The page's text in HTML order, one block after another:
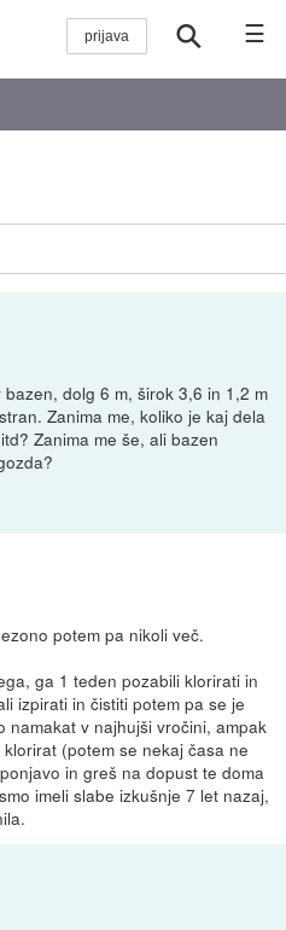
☰
dolg 6 m, širok 3,6 in 1,2 m
Zanima me, koliko je kaj dela
Zanima me še, ali bazen
potem pa nikoli več.
ga 1 teden pozabili klorirati in
izpirati in čistiti potem pa se je
v najhujši vročini, ampak
(potem se nekaj časa ne
in greš na dopust te doma
imeli slabe izkušnje 7 let nazaj,